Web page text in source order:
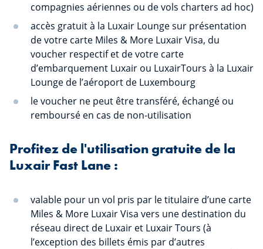
compagnies aériennes ou de vols charters ad hoc)
accès gratuit à la Luxair Lounge sur présentation
de votre carte Miles & More Luxair Visa, du
voucher respectif et de votre carte
d’embarquement Luxair ou LuxairTours à la Luxair
Lounge de l’aéroport de Luxembourg
le voucher ne peut être transféré, échangé ou
remboursé en cas de non-utilisation
Profitez de l'utilisation gratuite de la
Luxair Fast Lane :
valable pour un vol pris par le titulaire d’une carte
Miles & More Luxair Visa vers une destination du
réseau direct de Luxair et Luxair Tours (à
l’exception des billets émis par d’autres